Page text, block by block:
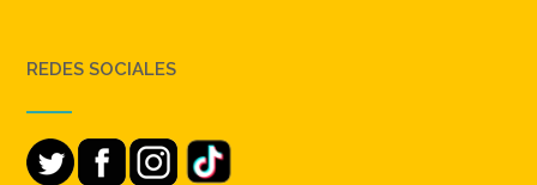
REDES SOCIALES